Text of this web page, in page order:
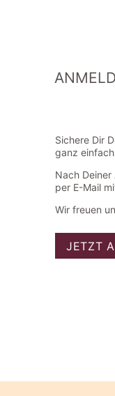
Sichere Dir
ganz
Nach
per E-Mail
Wir freuen
JETZT